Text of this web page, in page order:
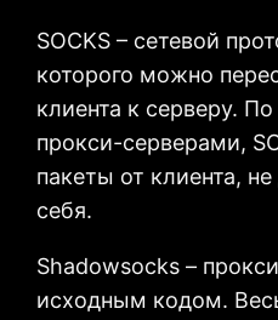
SOCKS – сетевой
которого можно
клиента к серверу.
прокси-серверами,
пакеты от клиента,
себя.
Shadowsocks –
исходным кодом.